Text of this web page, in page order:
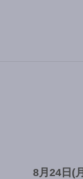
8月24日(